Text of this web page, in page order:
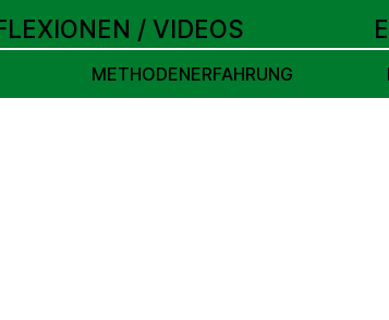
/ VIDEOS
METHODENERFAHRUNG